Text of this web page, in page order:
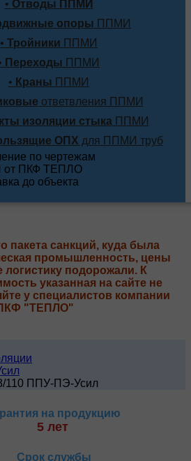
• Отводы ППМИ
опоры ППМИ
• Тройники ППМИ
Переходы ППМИ
• Краны ППМИ
ответвления ППМИ
изоляции стыкаППМИ
ОПХ для ППМИ труб
пакета санкций, куда была
промышленность, цены
логистику подорожали. К
указанная на сайте не
у специалистов компании
"ТЕПЛО"
110 ППУ-ПЭ-Усил
на продукцию
5 лет
Срок службы